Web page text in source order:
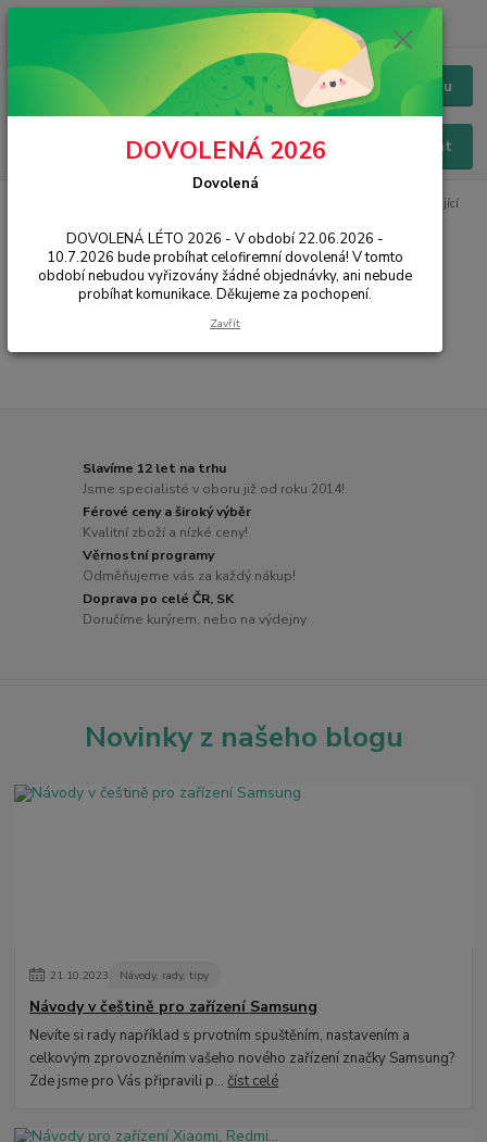
Menu
Hledat
Chat / Online podpora - 24/7
Rozšiřující
Rozšiřující karty
Slavíme 12 let na trhu
Jsme specialisté v oboru již od roku 2014!
Férové ceny a široký výběr
Kvalitní zboží a nízké ceny!
Věrnostní programy
Odměňujeme vás za každý nákup!
Doprava po celé ČR, SK
Doručíme kurýrem, nebo na výdejny
Novinky z našeho blogu
21.10.2023 Návody, rady, tipy
Návody v češtině pro zařízení Samsung
Nevíte si rady například s prvotním spuštěním, nastavením a
celkovým zprovozněním vašeho nového zařízení značky Samsung?
Zde jsme pro Vás připravili p...číst celé
DOVOLENÁ 2026
Dovolená
DOVOLENÁ LÉTO 2026 - V období 22.06.2026 -
10.7.2026 bude probíhat celofiremní dovolená! V tomto
období nebudou vyřizovány žádné objednávky, ani nebude
probíhat komunikace. Děkujeme za pochopení.
Zavřít